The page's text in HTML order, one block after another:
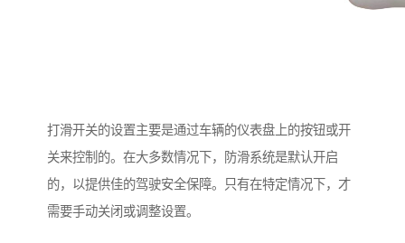
打滑开关的设置主要是通过车辆的仪表盘上的按钮或开
关来控制的。在大多数情况下，防滑系统是默认开启
的，以提供佳的驾驶安全保障。只有在特定情况下，才
需要手动关闭或调整设置。